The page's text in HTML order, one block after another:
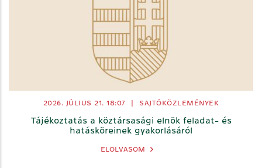
2026. JÚLIUS 21. 18:07 SAJTÓKÖZLEMÉNYEK
Tájékoztatás a köztársasági elnök feladat- és
hatásköreinek gyakorlásáról
ELOLVASOM